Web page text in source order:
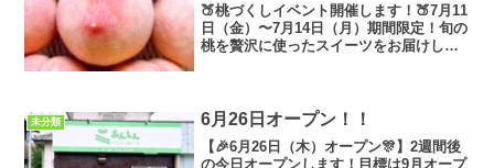
🍑桃づくしイベント開催します！🍑7月11
日（金）〜7月14日（月）期間限定！旬の
桃を贅沢に使ったスイーツをお届けしま
です！実は、前職...
未分類 6月26日オープン！！
【🎉6月26日（木）オープン🎊】2週間後
の今日オープンします！目標は9月オープ